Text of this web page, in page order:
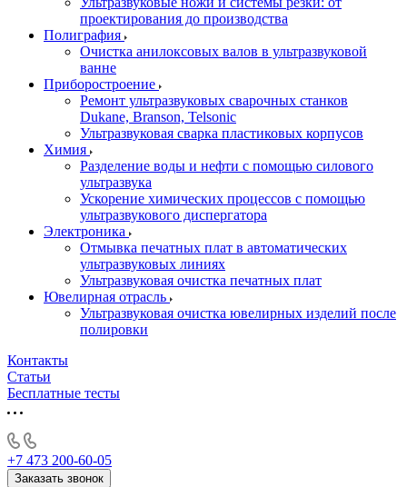
проектирования до производства
Полиграфия
Очистка анилоксовых валов в ультразвуковой
ванне
Приборостроение
Ремонт ультразвуковых сварочных станков
Dukane, Branson, Telsonic
Ультразвуковая сварка пластиковых корпусов
Химия
Разделение воды и нефти с помощью силового
ультразвука
Ускорение химических процессов с помощью
ультразвукового диспергатора
Электроника
Отмывка печатных плат в автоматических
ультразвуковых линиях
Ультразвуковая очистка печатных плат
Ювелирная отрасль
Ультразвуковая очистка ювелирных изделий после
полировки
Контакты
Статьи
Бесплатные тесты
+7 473 200-60-05
Заказать звонок